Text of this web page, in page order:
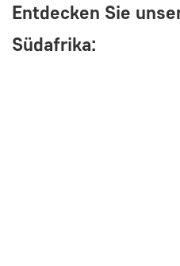
Entdecken Sie
Südafrika: